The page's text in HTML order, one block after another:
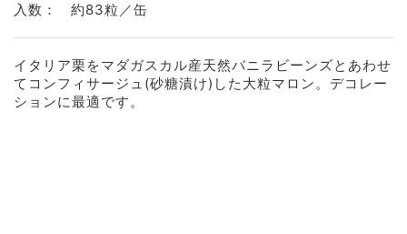
入数： 約83粒／缶
イタリア栗をマダガスカル産天然バニラビーンズとあわせ
てコンフィサージュ(砂糖漬け)した大粒マロン。デコレー
ションに最適です。